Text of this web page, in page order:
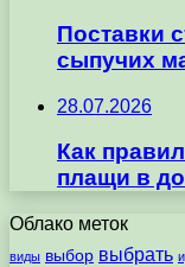
Поставки
сыпучих
28.07.2026
Как
плащи в
Облако меток
виды выбор выбрать